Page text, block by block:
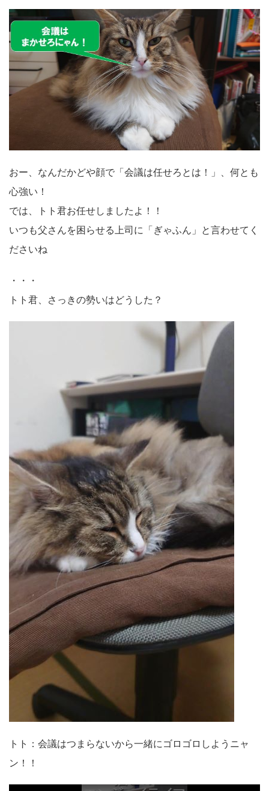
おー、なんだかどや顔で「会議は任せろとは！」、何とも
心強い！
では、トト君お任せしましたよ！！
いつも父さんを困らせる上司に「ぎゃふん」と言わせてく
ださいね
・・・
トト君、さっきの勢いはどうした？
トト：会議はつまらないから一緒にゴロゴロしようニャ
ン！！